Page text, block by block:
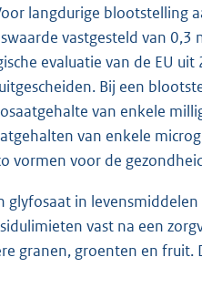
langdurige blootstelling
vastgesteld van
evaluatie van de EU uit
Bij een
van enkele
van enkele
vormen voor de
glyfosaat in
vast na een
granen, groenten en fruit.